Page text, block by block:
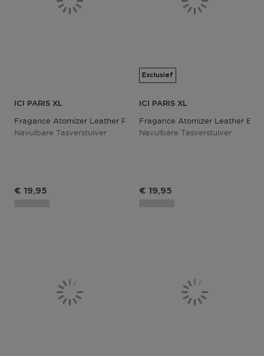
ICI PARIS XL
Fragance Atomizer Leather Pink
Navulbare Tasverstuiver
Productprijs
€ 19,95
Exclusief
ICI PARIS XL
Fragance Atomizer Leather Blue
Navulbare Tasverstuiver
Productprijs
€ 19,95